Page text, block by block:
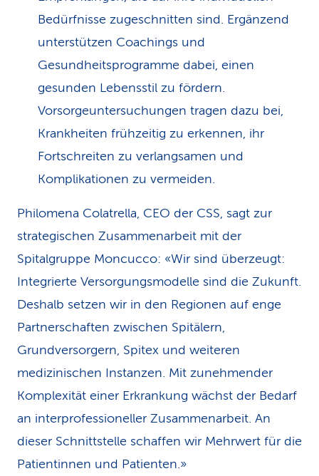
Bedürfnisse zugeschnitten sind. Ergänzend
unterstützen Coachings und
Gesundheitsprogramme dabei, einen
gesunden Lebensstil zu fördern.
Vorsorgeuntersuchungen tragen dazu bei,
Krankheiten frühzeitig zu erkennen, ihr
Fortschreiten zu verlangsamen und
Komplikationen zu vermeiden.
Philomena Colatrella, CEO der CSS, sagt zur
strategischen Zusammenarbeit mit der
Spitalgruppe Moncucco: «Wir sind überzeugt:
Integrierte Versorgungsmodelle sind die Zukunft.
Deshalb setzen wir in den Regionen auf enge
Partnerschaften zwischen Spitälern,
Grundversorgern, Spitex und weiteren
medizinischen Instanzen. Mit zunehmender
Komplexität einer Erkrankung wächst der Bedarf
an interprofessioneller Zusammenarbeit. An
dieser Schnittstelle schaffen wir Mehrwert für die
Patientinnen und Patienten.»